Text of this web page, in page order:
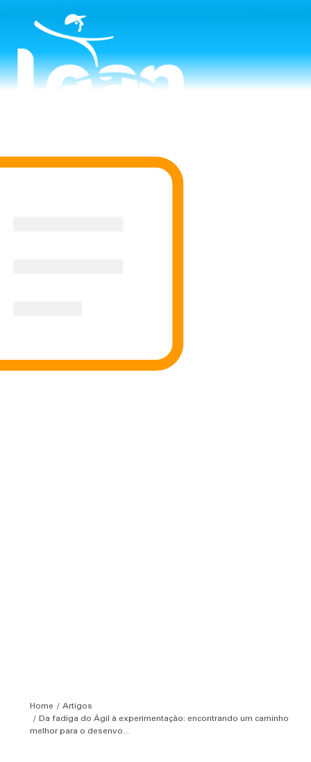
Home
Artigos
Da fadiga do Ágil à experimentação: encontrando um caminho
melhor para o desenvo...